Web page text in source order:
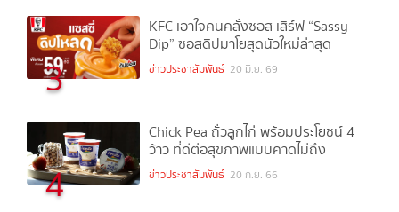
3
KFC เอาใจคนคลั่งซอส เสิร์ฟ “Sassy
Dip” ซอสดิปมาโยสุดนัวใหม่ล่าสุด
ข่าวประชาสัมพันธ์ 20 มิ.ย. 69
4
Chick Pea ถั่วลูกไก่ พร้อมประโยชน์ 4
ว้าว ที่ดีต่อสุขภาพแบบคาดไม่ถึง
ข่าวประชาสัมพันธ์ 20 ก.ย. 66